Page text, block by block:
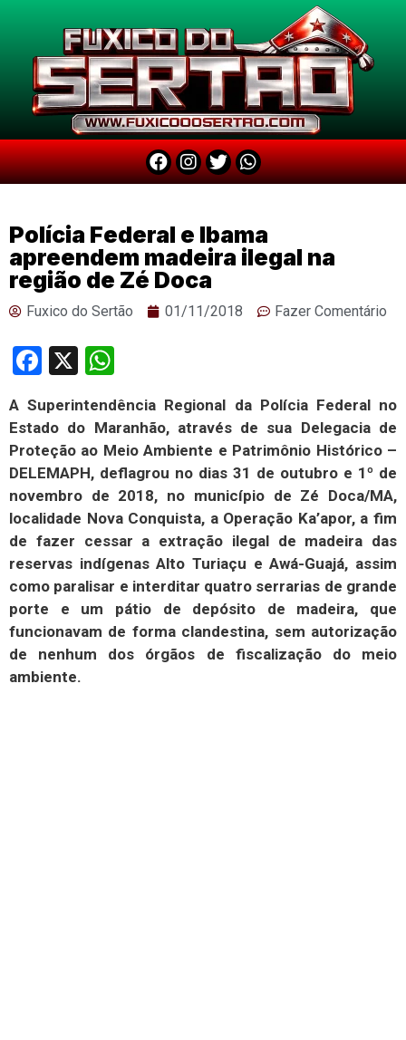
Polícia Federal e Ibama
apreendem madeira ilegal na
região de Zé Doca
Fuxico do Sertão 01/11/2018 Fazer Comentário
Facebook
X
A Superintendência Regional da Polícia Federal no
Estado do Maranhão, através de sua Delegacia de
Proteção ao Meio Ambiente e Patrimônio Histórico –
DELEMAPH, deflagrou no dias 31 de outubro e 1º de
novembro de 2018, no município de Zé Doca/MA,
localidade Nova Conquista, a Operação Ka’apor, a fim
de fazer cessar a extração ilegal de madeira das
reservas indígenas Alto Turiaçu e Awá-Guajá, assim
como paralisar e interditar quatro serrarias de grande
porte e um pátio de depósito de madeira, que
funcionavam de forma clandestina, sem autorização
de nenhum dos órgãos de fiscalização do meio
ambiente.